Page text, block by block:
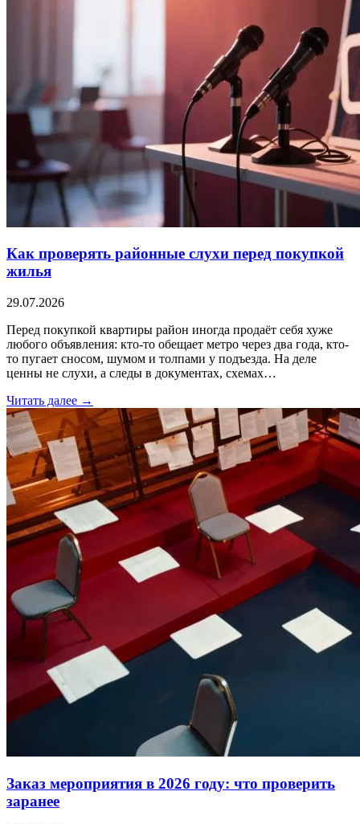
Как проверять районные слухи перед покупкой
жилья
29.07.2026
Перед покупкой квартиры район иногда продаёт себя хуже
любого объявления: кто-то обещает метро через два года, кто-
то пугает сносом, шумом и толпами у подъезда. На деле
ценны не слухи, а следы в документах, схемах…
Читать далее →
Заказ мероприятия в 2026 году: что проверить
заранее